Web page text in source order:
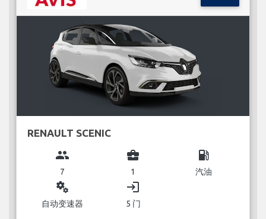
RENAULT SCENIC
group
7
business_center
1
local_gas_station
汽油
miscellaneous_services
自动变速器
login
5 门